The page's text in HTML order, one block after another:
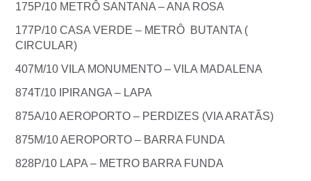
175P/10 METRÔ SANTANA – ANA ROSA
177P/10 CASA VERDE – METRÔ BUTANTA (
CIRCULAR)
407M/10 VILA MONUMENTO – VILA MADALENA
874T/10 IPIRANGA – LAPA
875A/10 AEROPORTO – PERDIZES (VIA ARATÃS)
875M/10 AEROPORTO – BARRA FUNDA
828P/10 LAPA – METRO BARRA FUNDA